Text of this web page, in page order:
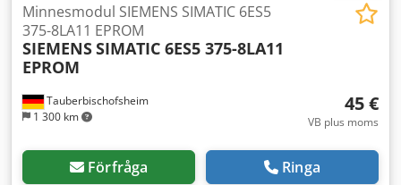
Tauberbischofsheim
1 300 km
Minnesmodul SIEMENS SIMATIC 6ES5
375-8LA11 EPROM
SIEMENSSIMATIC 6ES5 375-8LA11
EPROM
45 €
VB plus moms
Förfråga Ringa